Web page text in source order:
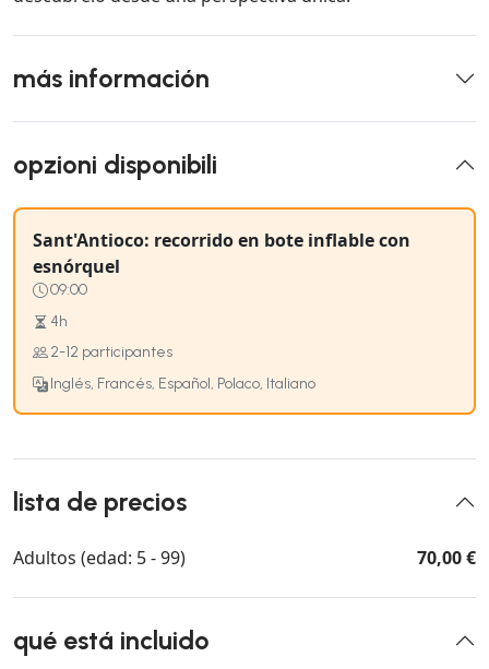
más información
opzioni disponibili
Sant'Antioco: recorrido en bote inflable con
esnórquel
09:00
4h
2-12 participantes
Inglés, Francés, Español, Polaco, Italiano
lista de precios
Adultos (edad: 5 - 99) 70,00 €
qué está incluido